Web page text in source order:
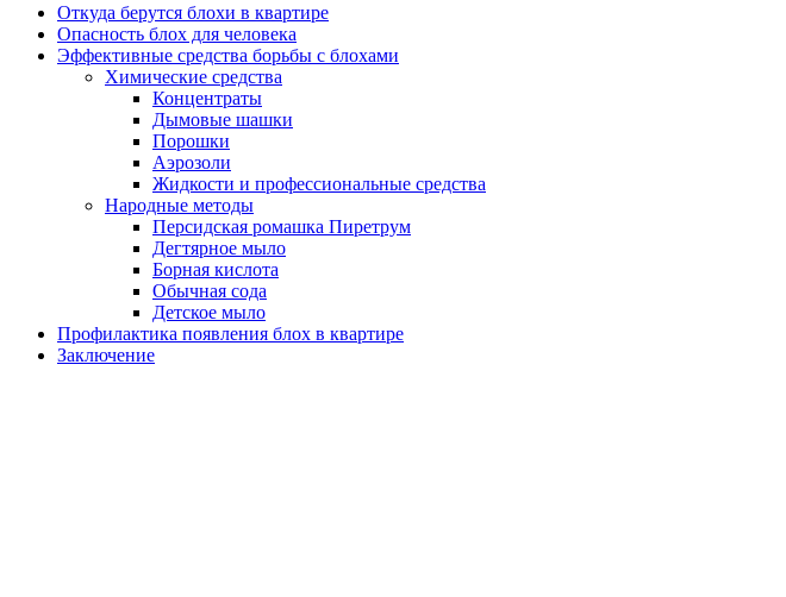
Откуда берутся блохи в квартире
Опасность блох для человека
Эффективные средства борьбы с блохами
Химические средства
Концентраты
Дымовые шашки
Порошки
Аэрозоли
Жидкости и профессиональные средства
Народные методы
Персидская ромашка Пиретрум
Дегтярное мыло
Борная кислота
Обычная сода
Детское мыло
Профилактика появления блох в квартире
Заключение